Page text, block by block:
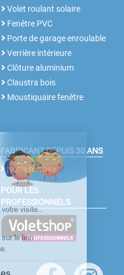
Volet roulant solaire
Fenêtre PVC
Porte de garage enroulable
Verrière intérieure
Clôture aluminium
Claustra bois
Moustiquaire fenêtre
FABRICANT DEPUIS 30 ANS
Notre histoire
POUR LES
PROFESSIONNELS